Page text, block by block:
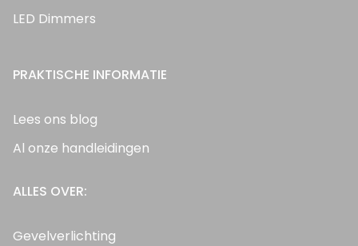
LED Dimmers
PRAKTISCHE INFORMATIE
Lees ons blog
Al onze handleidingen
ALLES OVER:
Gevelverlichting